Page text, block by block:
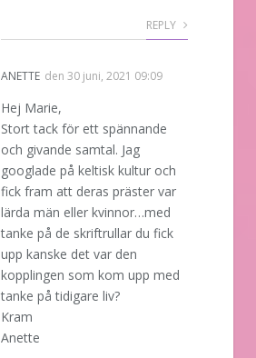
REPLY
ANETTE den 30 juni, 2021 09:09
Hej Marie,
Stort tack för ett spännande
och givande samtal. Jag
googlade på keltisk kultur och
fick fram att deras präster var
lärda män eller kvinnor…med
tanke på de skriftrullar du fick
upp kanske det var den
kopplingen som kom upp med
tanke på tidigare liv?
Kram
Anette